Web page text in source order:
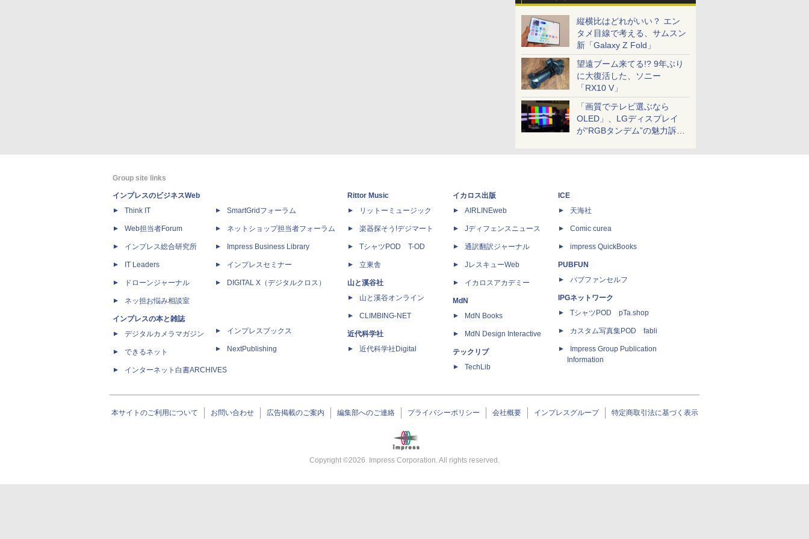
縦横比はどれがいい？ エン
タメ目線で考える、サムスン
新「Galaxy Z Fold」
望遠ブーム来てる!? 9年ぶり
に大復活した、ソニー
「RX10 V」
「画質でテレビ選ぶなら
OLED」、LGディスプレイ
が“RGBタンデム”の魅力訴
Group site links
インプレスのビジネスWeb
Think IT
Web担当者Forum
インプレス総合研究所
IT Leaders
ドローンジャーナル
ネッ担お悩み相談室
インプレスの本と雑誌
デジタルカメラマガジン
できるネット
インターネット白書ARCHIVES
SmartGridフォーラム
ネットショップ担当者フォーラム
Impress Business Library
インプレスセミナー
DIGITAL X（デジタルクロス）
インプレスブックス
NextPublishing
Rittor Music
リットーミュージック
楽器探そう!デジマート
TシャツPOD T-OD
立東舎
山と溪谷社
山と溪谷オンライン
CLIMBING-NET
近代科学社
近代科学社Digital
イカロス出版
AIRLINEweb
Jディフェンスニュース
通訳翻訳ジャーナル
JレスキューWeb
イカロスアカデミー
MdN
MdN Books
MdN Design Interactive
テックリブ
TechLib
ICE
天海社
Comic curea
impress QuickBooks
PUBFUN
パブファンセルフ
IPGネットワーク
TシャツPOD pTa.shop
カスタム写真集POD fabli
Impress Group Publication
Information
本サイトのご利用について お問い合わせ 広告掲載のご案内 編集部へのご連絡 プライバシーポリシー 会社概要 インプレスグループ 特定商取引法に基づく表示
Copyright ©2026 Impress Corporation. All rights reserved.